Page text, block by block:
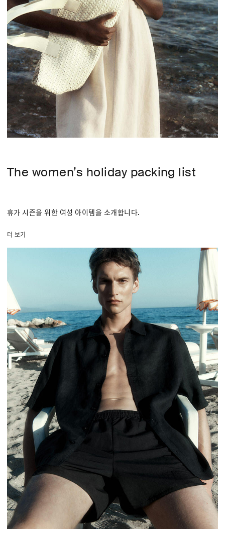
The women’s holiday packing list
휴가 시즌을 위한 여성 아이템을 소개합니다.
더 보기